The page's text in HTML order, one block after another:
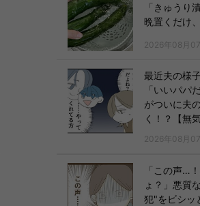
「きゅうり
晩置くだけ
2026年08月07
最近夫の様
「いいパパ
がついに夫
く！？【無
2026年08月07
「この声…
ょ？」悪質
犯"をビシッ